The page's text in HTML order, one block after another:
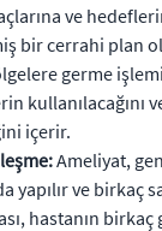
ve
bir cerrahi plan
germe işlemi
kullanılacağını
içerir.
Ameliyat,
yapılır ve birkaç
hastanın